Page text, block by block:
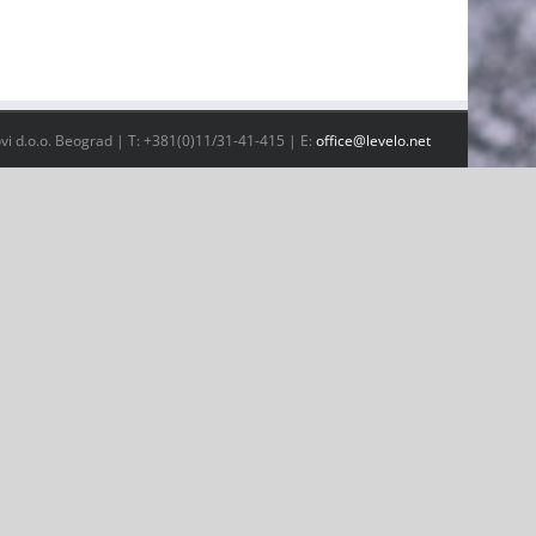
d.o.o. Beograd | T: +381(0)11/31-41-415 | E: office@levelo.net